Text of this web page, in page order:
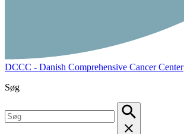
DCCC - Danish Comprehensive Cancer Center
Søg